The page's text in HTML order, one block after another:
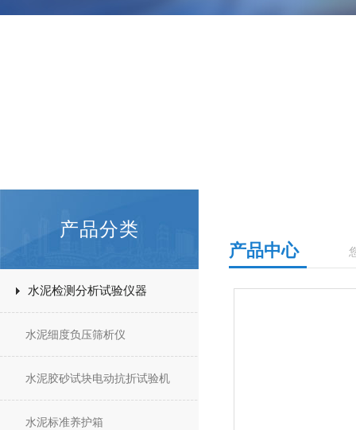
产品分类
水泥检测分析试验仪器
水泥细度负压筛析仪
水泥胶砂试块电动抗折试验机
水泥标准养护箱
产品中心